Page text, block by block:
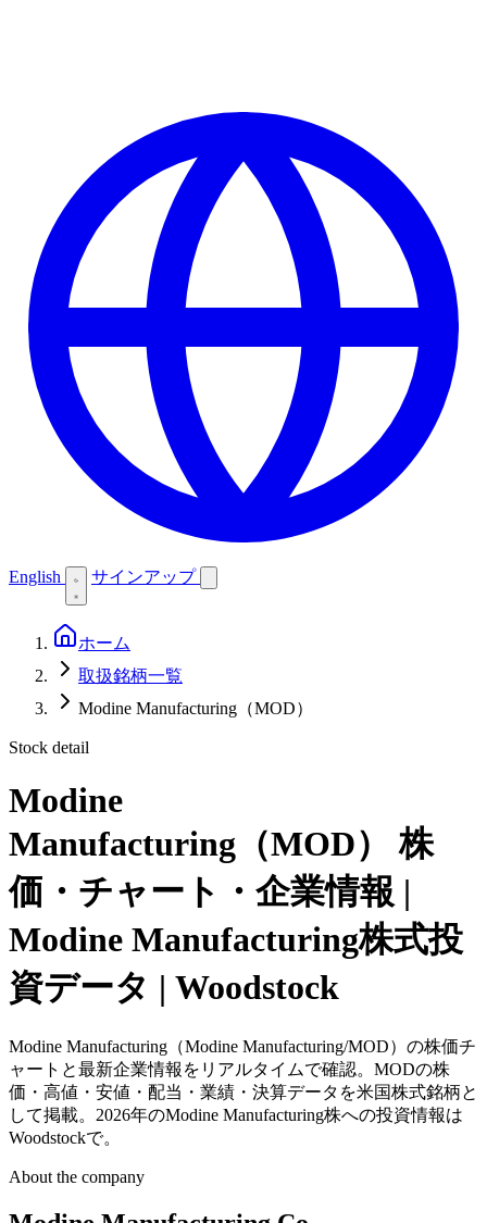
English サインアップ
ホーム
取扱銘柄一覧
Modine Manufacturing（MOD）
Stock detail
Modine
Manufacturing（MOD）
株
価・チャート・企業情報 |
Modine Manufacturing株式投
資データ | Woodstock
Modine Manufacturing（Modine Manufacturing/MOD）の株価チ
ャートと最新企業情報をリアルタイムで確認。MODの株
価・高値・安値・配当・業績・決算データを米国株式銘柄と
して掲載。2026年のModine Manufacturing株への投資情報は
Woodstockで。
About the company